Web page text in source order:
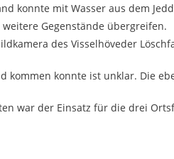
konnte mit Wasser aus dem
Gegenstände übergreifen.
des Visselhöveder
kommen konnte ist unklar. Die
war der Einsatz für die drei